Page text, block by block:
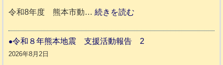
日
記
支
ッ
一
令和8年度 熊本市動…続きを読む
和
令和８年熊本地震 支援活動報告 2
2026年8月2日